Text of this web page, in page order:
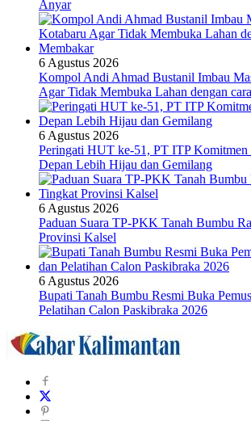
Anyar
6 Agustus 2026
Kompol Andi Ahmad Bustanil Imbau
Agar Tidak Membuka Lahan dengan
6 Agustus 2026
Peringati HUT ke-51, PT ITP Komitmen
Depan Lebih Hijau dan Gemilang
6 Agustus 2026
Paduan Suara TP-PKK Tanah Bumbu
Provinsi Kalsel
6 Agustus 2026
Bupati Tanah Bumbu Resmi Buka
Pelatihan Calon Paskibraka 2026